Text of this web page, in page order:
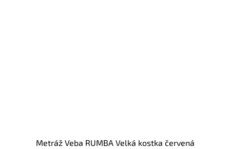
Metráž Veba RUMBA Velká kostka červená